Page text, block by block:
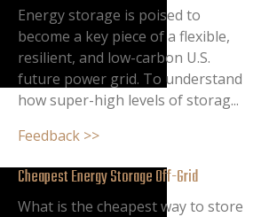
Energy storage is poised to
become a key piece of a flexible,
resilient, and low-carbon U.S.
future power grid. To understand
how super-high levels of storag...
Feedback >>
Cheapest Energy Storage Off-Grid
What is the cheapest way to store